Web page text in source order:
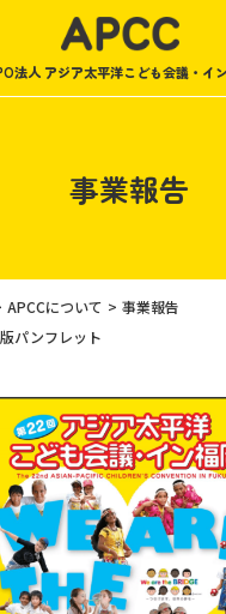
法人 アジア太平洋こども会議・イ
事業報告
APCCについて
事業報告
パンフレット